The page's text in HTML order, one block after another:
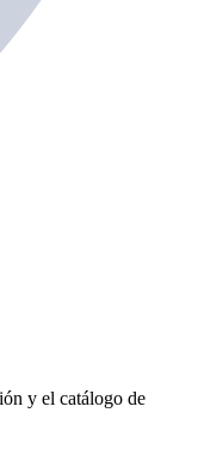
y el catálogo de